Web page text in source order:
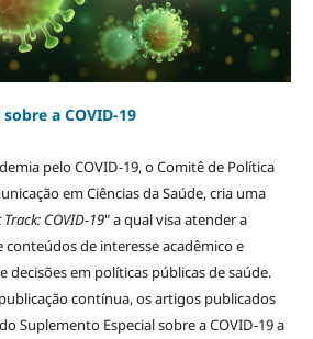
a COVID-19
pelo COVID-19, o Comitê de Política
em Ciências da Saúde, cria uma
Track: COVID-19" a qual visa atender a
de interesse acadêmico e
decisões em políticas públicas de saúde.
contínua, os artigos publicados
Suplemento Especial sobre a COVID-19 a